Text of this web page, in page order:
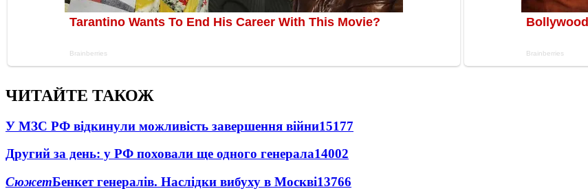
ЧИТАЙТЕ ТАКОЖ
У МЗС РФ відкинули можливість завершення війни15177
Другий за день: у РФ поховали ще одного генерала14002
СюжетБенкет генералів. Наслідки вибуху в Москві13766